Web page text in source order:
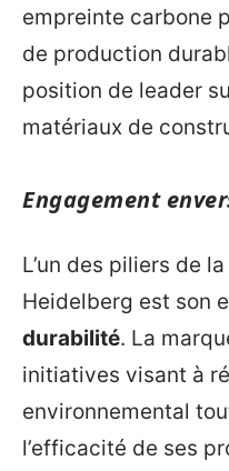
empreinte carbone
de production
position de leader
matériaux de
Engagement
L’un des piliers de
Heidelberg est son
durabilité. La
initiatives visant à
environnemental
l’efficacité de ses